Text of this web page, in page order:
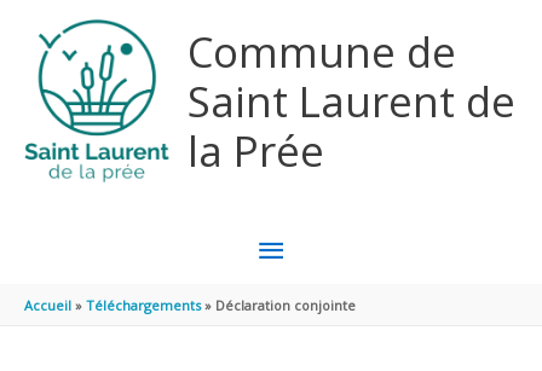
Commune de
Saint Laurent de
la Prée
MENU
PRINCIPAL
Accueil Téléchargements Déclaration conjointe